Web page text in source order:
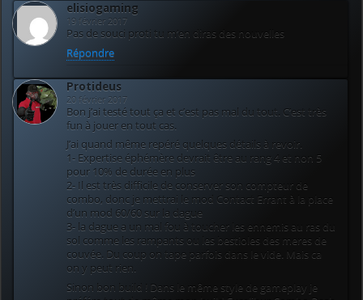
elisiogaming
19 février 2017
Pas de souci proti tu m’en diras des nouvelles
Répondre
Protideus
20 février 2017
Bon j’ai testé tout ça et c’est pas mal du tout. C’est très
fun à jouer en tout cas.
J’ai quand même repéré quelques détails à revoir.
1- Expertise éphémère devrait être au rang 4 et non 5
pour 10% de durée en plus
2- Il est très difficile de conserver son compteur de
combo, donc je mettrai le mod Contact Errant à la place
d’un mod 60/60 sur la dague
3- la dague a un mal fou à toucher les ennemis au ras du
sol comme les rampants ou les bestioles des meres de
couvée. Du coup on tape parfois dans le vide. Mais ca
on y peut rien.
Sinon bon build ! Dans le même style de gameplay je